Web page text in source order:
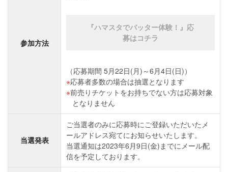
参加方法
『ハマスタでバッター体験！』応
募はコチラ
（応募期間 5月22日(月)～6月4日(日)）
応募者多数の場合は抽選となります
前売りチケットをお持ちでない方は応募対象
となりません
当選発表
ご当選者のみに応募時にご登録いただいたメ
ールアドレス宛てにお知らせいたします。
当選通知は2023年6月9日(金)までにメール配
信を予定しております。